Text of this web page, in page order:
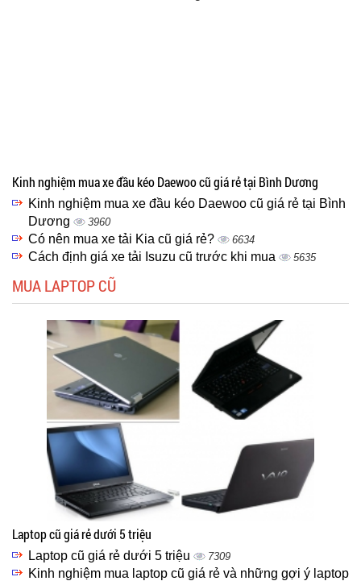
Kinh nghiệm mua xe đầu kéo Daewoo cũ giá rẻ tại Bình Dương
Kinh nghiệm mua xe đầu kéo Daewoo cũ giá rẻ tại Bình
Dương
3960
Có nên mua xe tải Kia cũ giá rẻ? 6634
Cách định giá xe tải Isuzu cũ trước khi mua 5635
MUA LAPTOP CŨ
Laptop cũ giá rẻ dưới 5 triệu
Laptop cũ giá rẻ dưới 5 triệu 7309
Kinh nghiệm mua laptop cũ giá rẻ và những gợi ý laptop